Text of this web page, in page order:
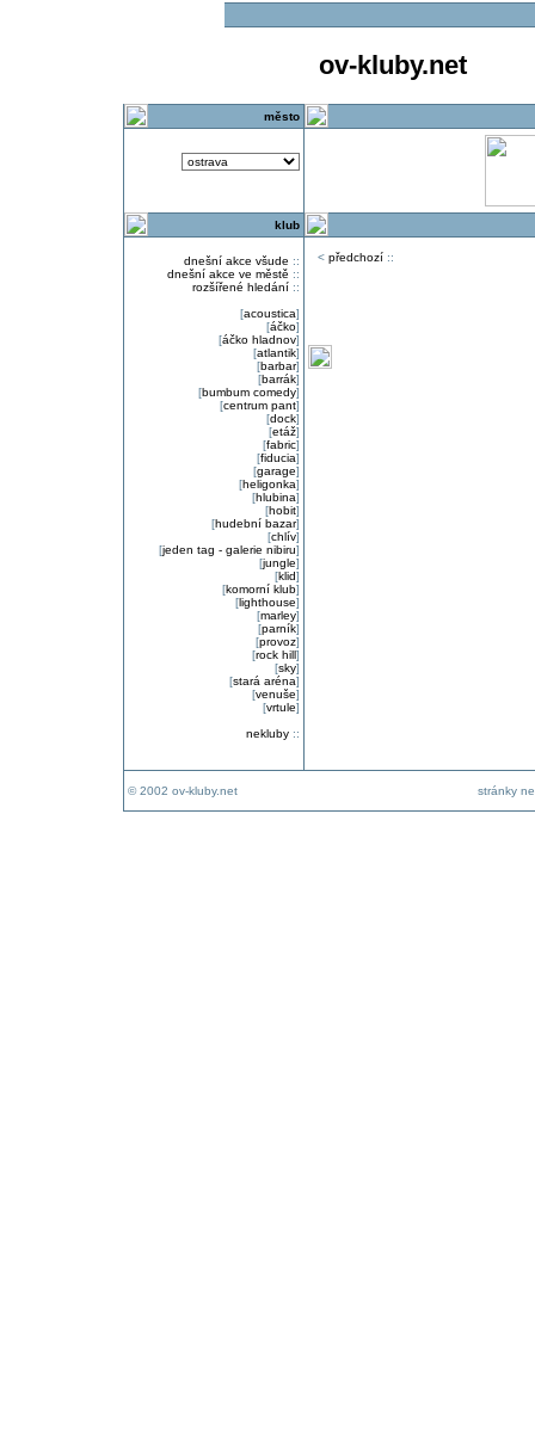
ov-kluby.net
město
klub
dnešní akce všude ::
dnešní akce ve městě ::
rozšířené hledání::
[acoustica]
[áčko]
[áčko hladnov]
[atlantik]
[barbar]
[barrák]
[bumbum comedy]
[centrum pant]
[dock]
[etáž]
[fabric]
[fiducia]
[garage]
[heligonka]
[hlubina]
[hobit]
[hudební bazar]
[chlív]
[jeden tag - galerie nibiru]
[jungle]
[klid]
[komorní klub]
[lighthouse]
[marley]
[parník]
[provoz]
[rock hill]
[sky]
[stará aréna]
[venuše]
[vrtule]
nekluby::
< předchozí::
© 2002 ov-kluby.net stránky